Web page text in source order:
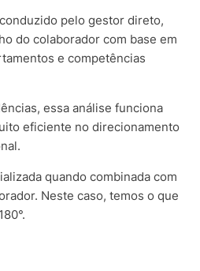
pelo gestor direto,
do colaborador com base em
e competências
essa análise funciona
eficiente no direcionamento
quando combinada com
Neste caso, temos o que